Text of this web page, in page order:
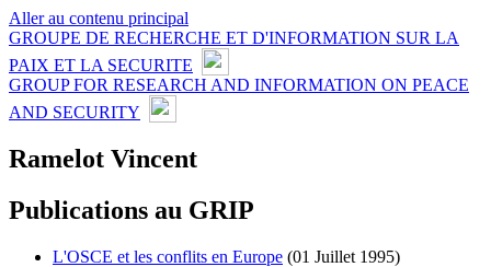
Aller au contenu principal
GROUPE DE RECHERCHE ET D'INFORMATION SUR LA
PAIX ET LA SECURITE
GROUP FOR RESEARCH AND INFORMATION ON PEACE
AND SECURITY
Ramelot Vincent
Publications au GRIP
L'OSCE et les conflits en Europe (01 Juillet 1995)